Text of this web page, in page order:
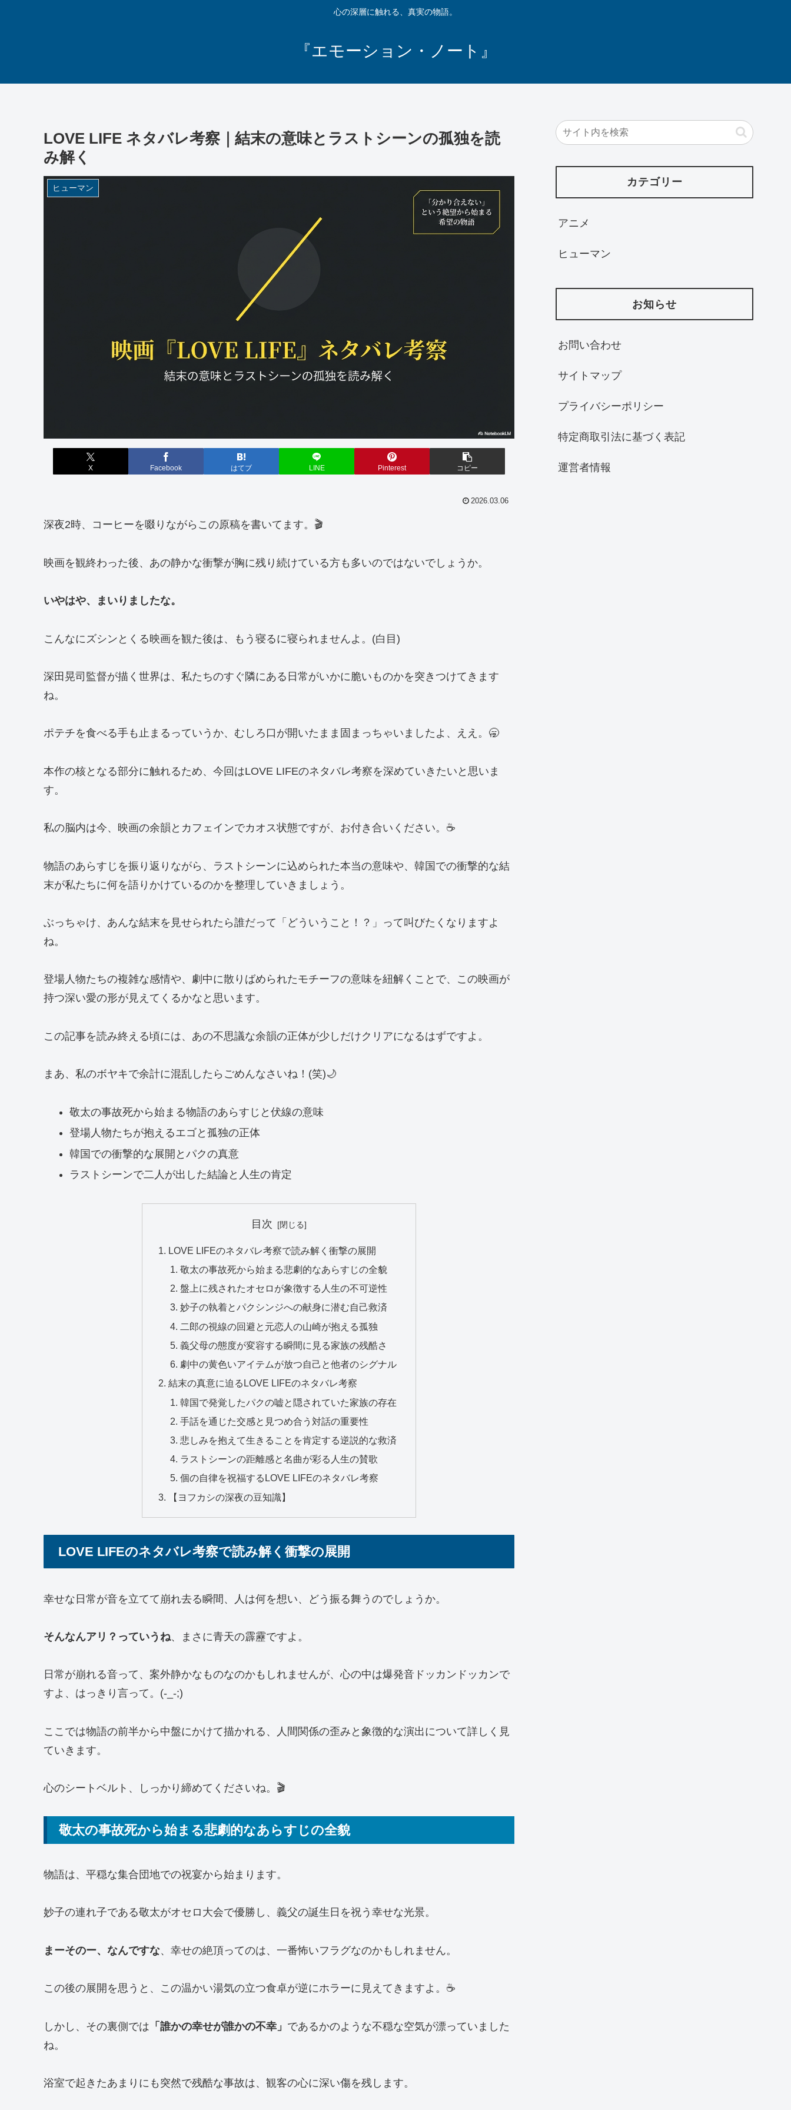
心の深層に触れる、真実の物語。
『エモーション・ノート』
LOVE LIFE ネタバレ考察｜結末の意味とラストシーンの孤独を読
み解く
ヒューマン
X Facebook はてブ LINE Pinterest コピー
2026.03.06
深夜2時、コーヒーを啜りながらこの原稿を書いてます。🎬
映画を観終わった後、あの静かな衝撃が胸に残り続けている方も多いのではないでしょうか。
いやはや、まいりましたな。
こんなにズシンとくる映画を観た後は、もう寝るに寝られませんよ。(白目)
深田晃司監督が描く世界は、私たちのすぐ隣にある日常がいかに脆いものかを突きつけてきます
ね。
ポテチを食べる手も止まるっていうか、むしろ口が開いたまま固まっちゃいましたよ、ええ。🥱
本作の核となる部分に触れるため、今回はLOVE LIFEのネタバレ考察を深めていきたいと思いま
す。
私の脳内は今、映画の余韻とカフェインでカオス状態ですが、お付き合いください。☕
物語のあらすじを振り返りながら、ラストシーンに込められた本当の意味や、韓国での衝撃的な結
末が私たちに何を語りかけているのかを整理していきましょう。
ぶっちゃけ、あんな結末を見せられたら誰だって「どういうこと！？」って叫びたくなりますよ
ね。
登場人物たちの複雑な感情や、劇中に散りばめられたモチーフの意味を紐解くことで、この映画が
持つ深い愛の形が見えてくるかなと思います。
この記事を読み終える頃には、あの不思議な余韻の正体が少しだけクリアになるはずですよ。
まあ、私のボヤキで余計に混乱したらごめんなさいね！(笑)🌙
敬太の事故死から始まる物語のあらすじと伏線の意味
登場人物たちが抱えるエゴと孤独の正体
韓国での衝撃的な展開とパクの真意
ラストシーンで二人が出した結論と人生の肯定
目次
LOVE LIFEのネタバレ考察で読み解く衝撃の展開
敬太の事故死から始まる悲劇的なあらすじの全貌
盤上に残されたオセロが象徴する人生の不可逆性
妙子の執着とパクシンジへの献身に潜む自己救済
二郎の視線の回避と元恋人の山崎が抱える孤独
義父母の態度が変容する瞬間に見る家族の残酷さ
劇中の黄色いアイテムが放つ自己と他者のシグナル
結末の真意に迫るLOVE LIFEのネタバレ考察
韓国で発覚したパクの嘘と隠されていた家族の存在
手話を通じた交感と見つめ合う対話の重要性
悲しみを抱えて生きることを肯定する逆説的な救済
ラストシーンの距離感と名曲が彩る人生の賛歌
個の自律を祝福するLOVE LIFEのネタバレ考察
【ヨフカシの深夜の豆知識】
LOVE LIFEのネタバレ考察で読み解く衝撃の展開
幸せな日常が音を立てて崩れ去る瞬間、人は何を想い、どう振る舞うのでしょうか。
そんなんアリ？っていうね、まさに青天の霹靂ですよ。
日常が崩れる音って、案外静かなものなのかもしれませんが、心の中は爆発音ドッカンドッカンで
すよ、はっきり言って。(-_-;)
ここでは物語の前半から中盤にかけて描かれる、人間関係の歪みと象徴的な演出について詳しく見
ていきます。
心のシートベルト、しっかり締めてくださいね。🎬
敬太の事故死から始まる悲劇的なあらすじの全貌
物語は、平穏な集合団地での祝宴から始まります。
妙子の連れ子である敬太がオセロ大会で優勝し、義父の誕生日を祝う幸せな光景。
まーそのー、なんですな、幸せの絶頂ってのは、一番怖いフラグなのかもしれません。
この後の展開を思うと、この温かい湯気の立つ食卓が逆にホラーに見えてきますよ。☕
しかし、その裏側では 「誰かの幸せが誰かの不幸」 であるかのような不穏な空気が漂っていました
ね。
浴室で起きたあまりにも突然で残酷な事故は、観客の心に深い傷を残します。
カテゴリー
アニメ
ヒューマン
お知らせ
お問い合わせ
サイトマップ
プライバシーポリシー
特定商取引法に基づく表記
運営者情報